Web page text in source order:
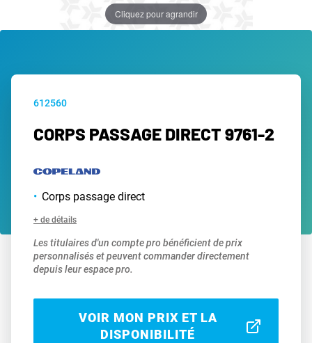
Cliquez pour agrandir
612560
CORPS PASSAGE DIRECT 9761-2
Corps passage direct
+ de détails
Les titulaires d'un compte pro bénéficient de prix
personnalisés et peuvent commander directement
depuis leur espace pro.
VOIR MON PRIX ET LA
DISPONIBILITÉ